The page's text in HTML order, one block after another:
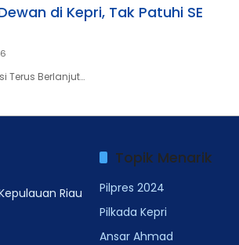
di Kepri, Tak Patuhi SE
Terus Berlanjut…
Riau
Topik Menarik
Pilpres 2024
Pilkada Kepri
Ansar Ahmad